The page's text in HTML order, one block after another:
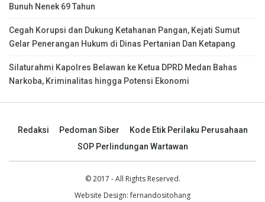
Bunuh Nenek 69 Tahun
Cegah Korupsi dan Dukung Ketahanan Pangan, Kejati Sumut
Gelar Penerangan Hukum di Dinas Pertanian Dan Ketapang
Silaturahmi Kapolres Belawan ke Ketua DPRD Medan Bahas
Narkoba, Kriminalitas hingga Potensi Ekonomi
Redaksi Pedoman Siber
Kode Etik Perilaku Perusahaan
SOP Perlindungan Wartawan
© 2017 - All Rights Reserved.
Website Design:fernandositohang